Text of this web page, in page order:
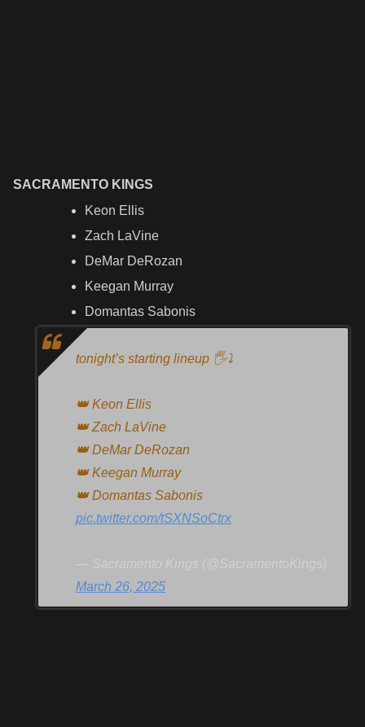
SACRAMENTO KINGS
Keon Ellis
Zach LaVine
DeMar DeRozan
Keegan Murray
Domantas Sabonis
tonight’s starting lineup 🖐️⤵️
👑 Keon Ellis
👑 Zach LaVine
👑 DeMar DeRozan
👑 Keegan Murray
👑 Domantas Sabonis
pic.twitter.com/tSXNSoCtrx
— Sacramento Kings (@SacramentoKings)
March 26, 2025